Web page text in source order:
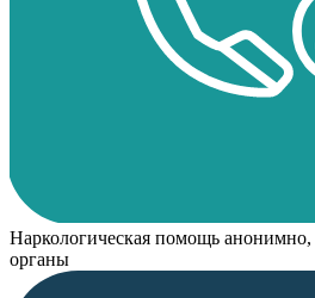
Наркологическая помощь
органы